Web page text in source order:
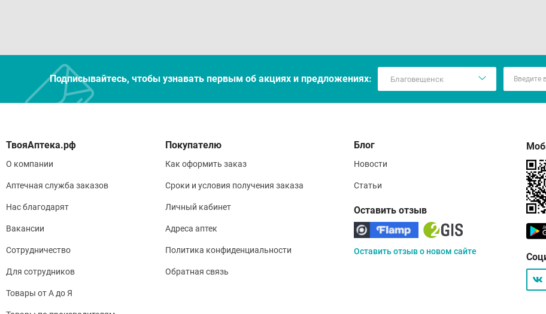
Подписывайтесь, чтобы узнавать первым об акцияx и предложениях:
О компании
Аптечная служба заказов
Нас благодарят
Вакансии
Сотрудничество
Для сотрудников
Товары от А до Я
Покупателю
Как оформить заказ
Сроки и условия получения заказа
Личный кабинет
Адреса аптек
Политика конфиденциальности
Обратная связь
Блог
Новости
Статьи
Оставить отзыв
Оставить отзыв о новом сайте